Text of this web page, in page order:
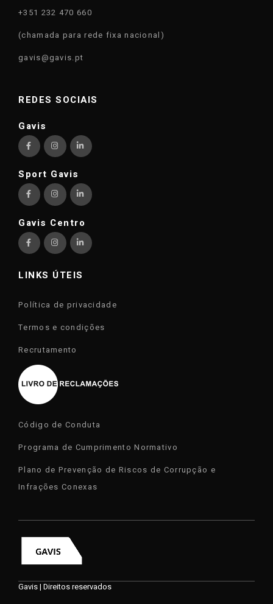
+351 232 470 660
(chamada para rede fixa nacional)
gavis@gavis.pt
REDES SOCIAIS
Gavis
Sport Gavis
Gavis Centro
LINKS ÚTEIS
Política de privacidade
Termos e condições
Recrutamento
Código de Conduta
Programa de Cumprimento Normativo
Plano de Prevenção de Riscos de Corrupção e
Infrações Conexas
Gavis | Direitos reservados